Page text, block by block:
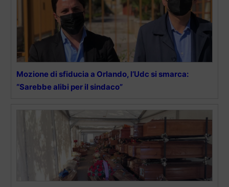
Mozione di sfiducia a Orlando, l’Udc si smarca:
“Sarebbe alibi per il sindaco”